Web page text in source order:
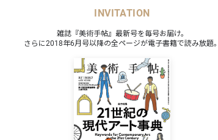
INVITATION
雑誌『美術手帖』最新号を毎号お届け。
さらに2018年6月号以降の全ページが電子書籍で読み放題。